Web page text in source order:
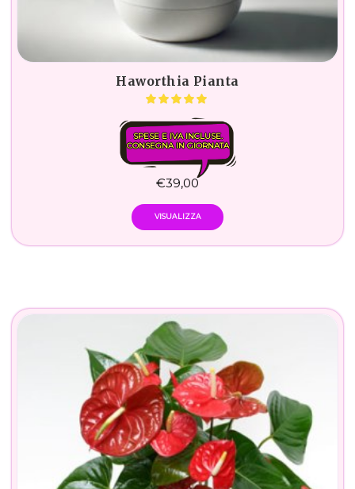
Haworthia Pianta
SPESE E IVA INCLUSE.
CONSEGNA IN GIORNATA
€39,00
VISUALIZZA